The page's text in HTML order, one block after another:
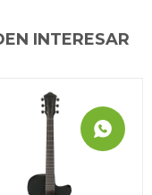
INTERESAR